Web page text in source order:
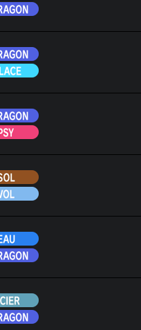
Dragon
Dragon
Glace
Dragon
Psy
Sol
Vol
Eau
Dragon
Acier
Dragon